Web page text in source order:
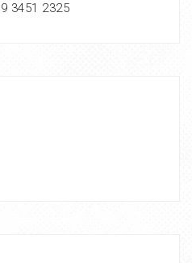
3451 2325